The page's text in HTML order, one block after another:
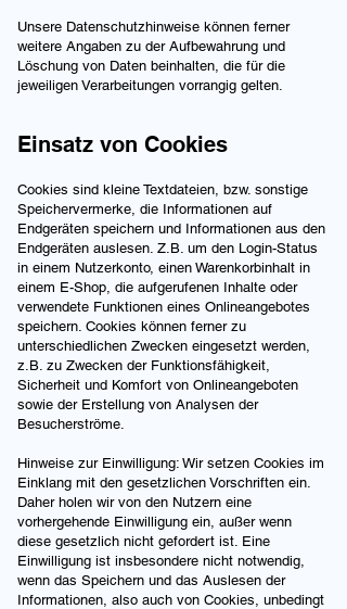
Unsere Datenschutzhinweise können ferner
weitere Angaben zu der Aufbewahrung und
Löschung von Daten beinhalten, die für die
jeweiligen Verarbeitungen vorrangig gelten.
Einsatz von Cookies
Cookies sind kleine Textdateien, bzw. sonstige
Speichervermerke, die Informationen auf
Endgeräten speichern und Informationen aus den
Endgeräten auslesen. Z.B. um den Login-Status
in einem Nutzerkonto, einen Warenkorbinhalt in
einem E-Shop, die aufgerufenen Inhalte oder
verwendete Funktionen eines Onlineangebotes
speichern. Cookies können ferner zu
unterschiedlichen Zwecken eingesetzt werden,
z.B. zu Zwecken der Funktionsfähigkeit,
Sicherheit und Komfort von Onlineangeboten
sowie der Erstellung von Analysen der
Besucherströme.
Hinweise zur Einwilligung: Wir setzen Cookies im
Einklang mit den gesetzlichen Vorschriften ein.
Daher holen wir von den Nutzern eine
vorhergehende Einwilligung ein, außer wenn
diese gesetzlich nicht gefordert ist. Eine
Einwilligung ist insbesondere nicht notwendig,
wenn das Speichern und das Auslesen der
Informationen, also auch von Cookies, unbedingt